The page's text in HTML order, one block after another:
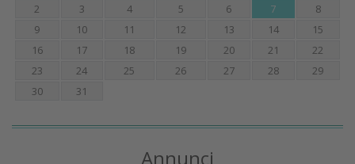
2
3 4 5 6 7
8
9
10 11 12 13 14
15
16
17 18 19 20 21
22
23
24 25 26 27 28
29
30
31
Annunci